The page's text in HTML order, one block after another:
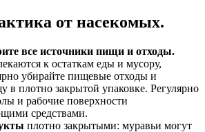
от насекомых.
все источники пищи и отходы.
к остаткам еды и мусору,
убирайте пищевые отходы и
в плотно закрытой упаковке. Регулярно
и рабочие поверхности
средствами.
плотно закрытыми: муравьи могут